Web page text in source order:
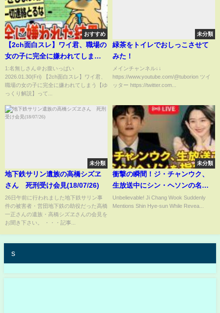
おすすめ
【2ch面白スレ】ワイ君、職場の
女の子に完全に嫌われてしまう
【ゆっくり解説】
1:名無しさん＠お腹いっぱい
2026.01.30(Fri) 【2ch面白スレ】ワイ君、
職場の女の子に完全に嫌われてしまう【ゆ
っくり解説】って...
未分類
緑茶をトイレでおしっこさせて
みた！
メインチャンネル↓↓
https://www.youtube.com/@tuborion ツイ
ッター https://twitter.com...
未分類
地下鉄サリン遺族の高橋シズヱ
さん 死刑受け会見(18/07/26)
26日午前に行われました地下鉄サリン事
件の被害者・営団地下鉄の助役だった高橋
一正さんの遺族・高橋シズヱさんの会見を
お聞き下さい。 ・・・記事...
未分類
衝撃の瞬間！ジ・チャンウク、
生放送中にシン・ヘソンの名前
を告白！理想のタイプを明かし
てファン騒然！
Unbelievable! Ji Chang Wook Suddenly
Mentions Shin Hye-sun While Revea...
s